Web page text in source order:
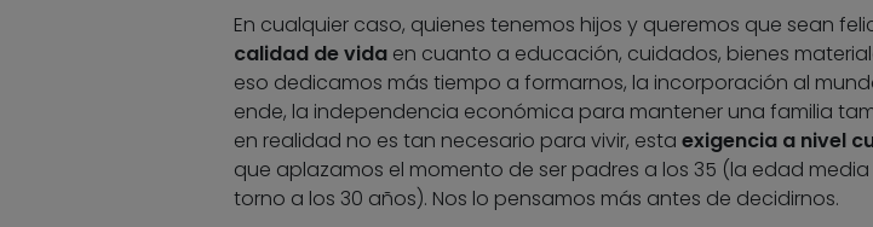
En cualquier caso, quienes tenemos hijos y queremos que sean
calidad de vidaen cuanto a educación, cuidados, bienes
eso dedicamos más tiempo a formarnos, la incorporación al
ende, la independencia económica para mantener una familia
en realidad no es tan necesario para vivir, esta exigencia a nivel
que aplazamos el momento de ser padres a los 35 (la edad
torno a los 30 años). Nos lo pensamos más antes de decidirnos.